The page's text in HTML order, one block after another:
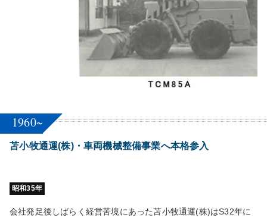
1960~
苫小牧通運(株)・車両機械整備事業へ本格参入
昭和35年
会社発足後しばらく経営苦境にあった苫小牧通運(株)はS32年に